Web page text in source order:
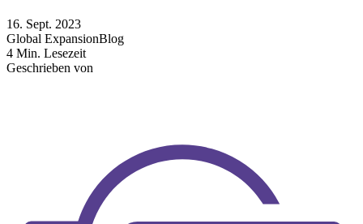
16. Sept. 2023
Global ExpansionBlog
4 Min. Lesezeit
Geschrieben von